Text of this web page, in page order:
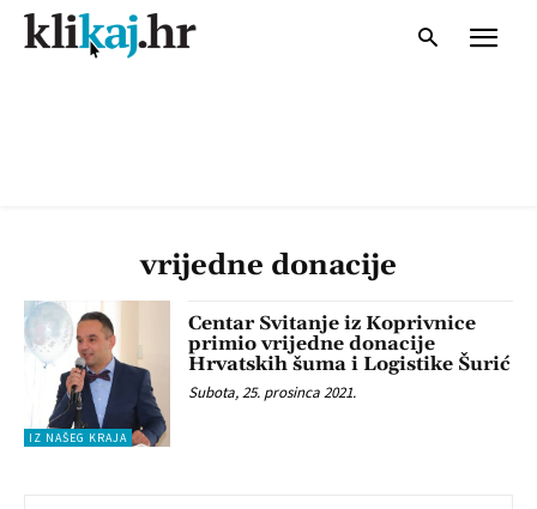
vrijedne donacije
IZ NAŠEG KRAJA
Centar Svitanje iz Koprivnice
primio vrijedne donacije
Hrvatskih šuma i Logistike Šurić
Subota, 25. prosinca 2021.